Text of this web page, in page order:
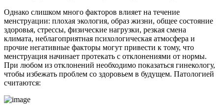
Однако слишком много факторов влияет на течение
менструации: плохая экология, образ жизни, общее состояние
здоровья, стрессы, физические нагрузки, резкая смена
климата, неблагоприятная психологическая атмосфера и
прочие негативные факторы могут привести к тому, что
менструация начинает протекать с отклонениями от нормы.
При любом из отклонений необходимо показаться гинекологу,
чтобы избежать проблем со здоровьем в будущем. Патологией
считаются: